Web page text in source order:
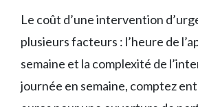
Le coût d’une intervention
plusieurs facteurs : l’heure de
semaine et la complexité de
journée en semaine, comptez